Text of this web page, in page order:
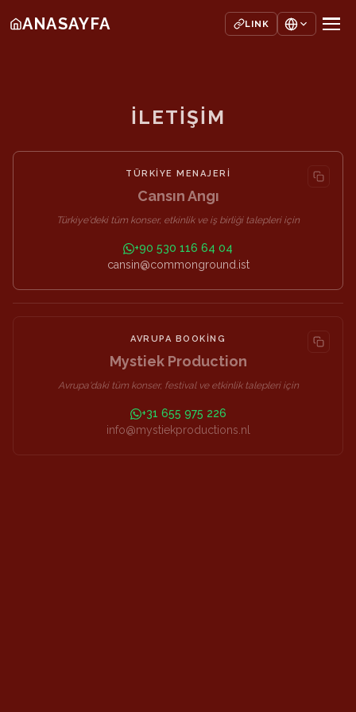
ANASAYFA LINK
İLETİŞİM
TÜRKIYE MENAJERI
Cansın Angı
Türkiye'deki tüm konser, etkinlik ve iş birliği talepleri için
+90 530 116 64 04
cansin@commonground.ist
AVRUPA BOOKING
Mystiek Production
Avrupa'daki tüm konser, festival ve etkinlik talepleri için
+31 655 975 226
info@mystiekproductions.nl